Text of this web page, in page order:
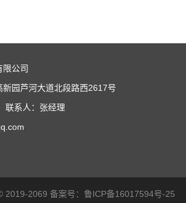
限公司
园芦河大道北段路西2617号
系人：张经理
2069 备案号： 鲁ICP备16017594号-25